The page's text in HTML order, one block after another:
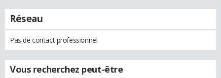
Réseau
Pas de contact professionnel
Vous recherchez peut-être